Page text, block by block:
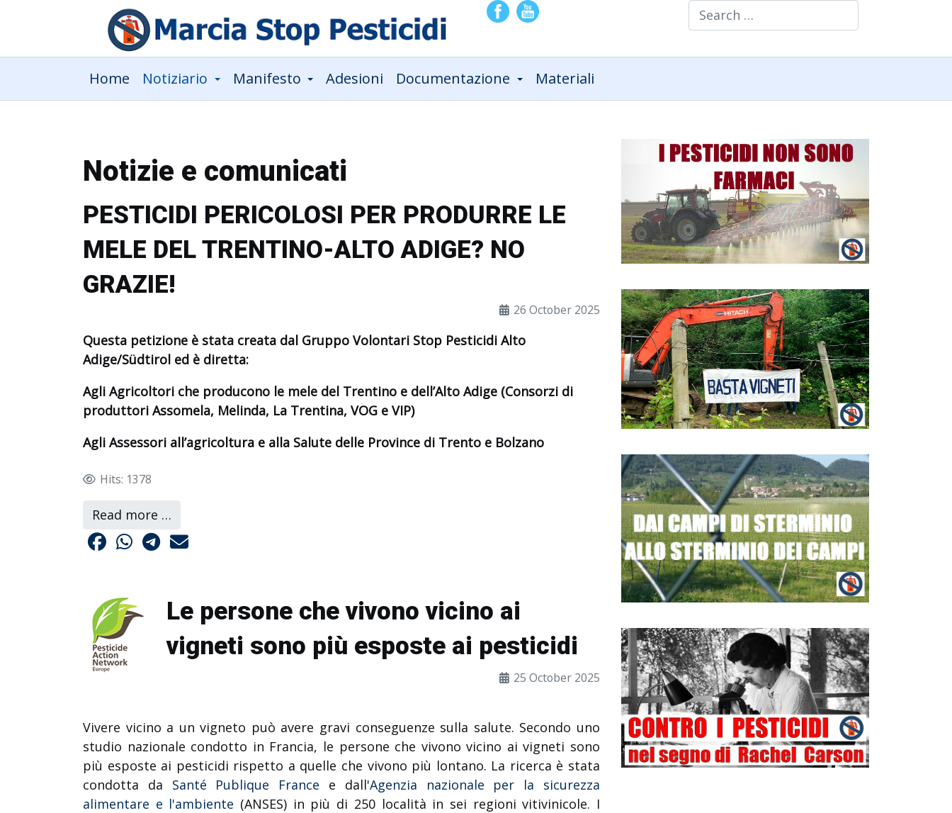
Search
Home Notiziario Manifesto Adesioni Documentazione Materiali
Notizie e comunicati
PESTICIDI PERICOLOSI PER PRODURRE LE
MELE DEL TRENTINO-ALTO ADIGE? NO
GRAZIE!
26 October 2025
Questa petizione è stata creata dal Gruppo Volontari Stop Pesticidi Alto
Adige/Südtirol ed è diretta:
Agli Agricoltori che producono le mele del Trentino e dell’Alto Adige (Consorzi di
produttori Assomela, Melinda, La Trentina, VOG e VIP)
Agli Assessori all’agricoltura e alla Salute delle Province di Trento e Bolzano
Hits: 1378
Read more …
Le persone che vivono vicino ai
vigneti sono più esposte ai pesticidi
25 October 2025
Vivere vicino a un vigneto può avere gravi conseguenze sulla salute. Secondo uno
studio nazionale condotto in Francia, le persone che vivono vicino ai vigneti sono
più esposte ai pesticidi rispetto a quelle che vivono più lontano. La ricerca è stata
condotta da Santé Publique France e dall'Agenzia nazionale per la sicurezza
alimentare e l'ambiente (ANSES) in più di 250 località in sei regioni vitivinicole. I